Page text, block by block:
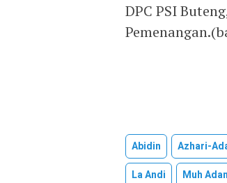
DPC PSI
Abidin Azhari-
La Andi
Muh